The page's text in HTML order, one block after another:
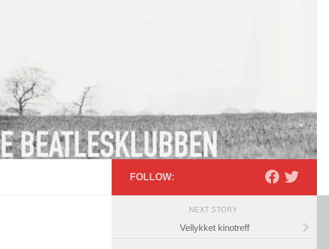
FOLLOW:
NEXT STORY
Vellykket kinotreff